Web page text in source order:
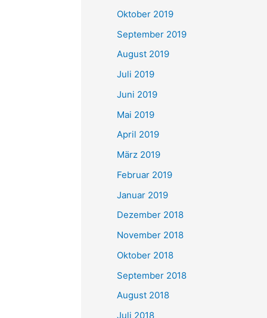
Oktober 2019
September 2019
August 2019
Juli 2019
Juni 2019
Mai 2019
April 2019
März 2019
Februar 2019
Januar 2019
Dezember 2018
November 2018
Oktober 2018
September 2018
August 2018
Juli 2018